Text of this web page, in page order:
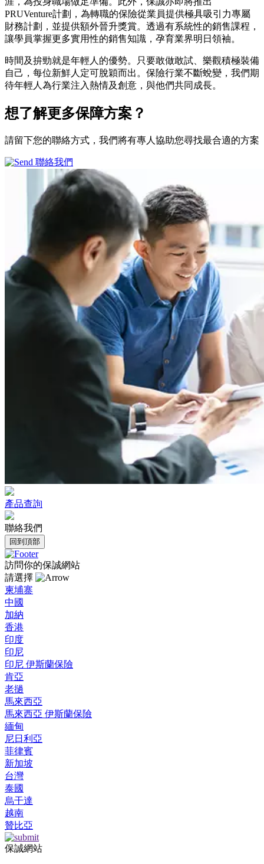
PRUVenture計劃，為轉職的保險從業員提供極具吸引力專屬
財務計劃，並提供額外晉升獎賞。透過有系統性的銷售課程，
讓學員掌握更多實用性的銷售知識，孕育業界明日領袖。
時間及拚勁就是年輕人的優勢。只要敢做敢試、樂觀積極裝備
自己，每位新鮮人定可脫穎而出。保險行業不斷蛻變，我們期
待年輕人為行業注入熱情及創意，與他們共同成長。
想了解更多保障方案？
請留下您的聯絡方式，我們將有專人協助您尋找最合適的方案
聯絡我們
產品查詢
聯絡我們
回到頂部
訪問你的保誠網站
請選擇
柬埔寨
中國
加納
香港
印度
印尼
印尼 伊斯蘭保險
肯亞
老撾
馬來西亞
馬來西亞 伊斯蘭保險
緬甸
尼日利亞
菲律賓
新加坡
台灣
泰國
烏干達
越南
贊比亞
保誠網站